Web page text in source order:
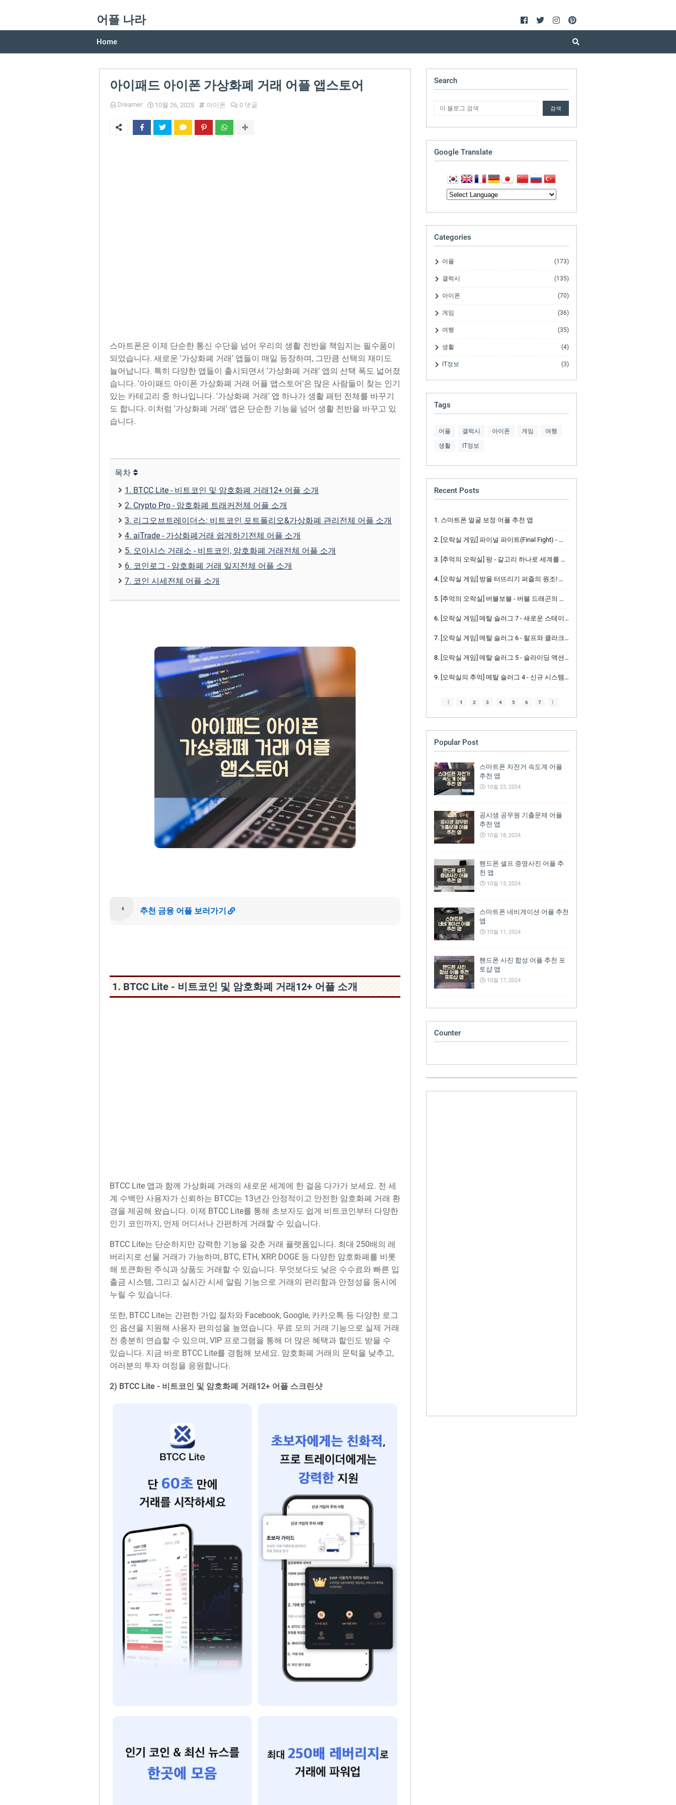
어플 나라
Home
아이패드 아이폰 가상화폐 거래 어플 앱스토어
Dreamer 10월 26, 2025 아이폰 0 댓글
스마트폰은 이제 단순한 통신 수단을 넘어 우리의 생활 전반을 책임지는 필수품이
되었습니다. 새로운 '가상화폐 거래' 앱들이 매일 등장하며, 그만큼 선택의 재미도
늘어납니다. 특히 다양한 앱들이 출시되면서 '가상화폐 거래' 앱의 선택 폭도 넓어졌
습니다. '아이패드 아이폰 가상화폐 거래 어플 앱스토어'은 많은 사람들이 찾는 인기
있는 카테고리 중 하나입니다. '가상화폐 거래' 앱 하나가 생활 패턴 전체를 바꾸기
도 합니다. 이처럼 '가상화폐 거래' 앱은 단순한 기능을 넘어 생활 전반을 바꾸고 있
습니다.
목차
1. BTCC Lite - 비트코인 및 암호화폐 거‪래‬12+ 어플 소개
2. Crypto Pro - 암호화폐 트래‪커‬전체 어플 소개
3. 리그오브트레이더스: 비트코인 포트폴리오&가상화폐 관‪리‬전체 어플 소개
4. aiTrade - 가상화폐거래 쉽게하‪기‬전체 어플 소개
5. 오아시스 거래소 - 비트코인, 암호화폐 거‪래‬전체 어플 소개
6. 코인로그 - 암호화폐 거래 일‪지‬전체 어플 소개
7. 코인 시‪세‬전체 어플 소개
추천 금융 어플 보러가기
1. BTCC Lite - 비트코인 및 암호화폐 거‪래‬12+ 어플 소개
BTCC Lite 앱과 함께 가상화폐 거래의 새로운 세계에 한 걸음 다가가 보세요. 전 세
계 수백만 사용자가 신뢰하는 BTCC는 13년간 안정적이고 안전한 암호화폐 거래 환
경을 제공해 왔습니다. 이제 BTCC Lite를 통해 초보자도 쉽게 비트코인부터 다양한
인기 코인까지, 언제 어디서나 간편하게 거래할 수 있습니다.
BTCC Lite는 단순하지만 강력한 기능을 갖춘 거래 플랫폼입니다. 최대 250배의 레
버리지로 선물 거래가 가능하며, BTC, ETH, XRP, DOGE 등 다양한 암호화폐를 비롯
해 토큰화된 주식과 상품도 거래할 수 있습니다. 무엇보다도 낮은 수수료와 빠른 입
출금 시스템, 그리고 실시간 시세 알림 기능으로 거래의 편리함과 안정성을 동시에
누릴 수 있습니다.
또한, BTCC Lite는 간편한 가입 절차와 Facebook, Google, 카카오톡 등 다양한 로그
인 옵션을 지원해 사용자 편의성을 높였습니다. 무료 모의 거래 기능으로 실제 거래
전 충분히 연습할 수 있으며, VIP 프로그램을 통해 더 많은 혜택과 할인도 받을 수
있습니다. 지금 바로 BTCC Lite를 경험해 보세요. 암호화폐 거래의 문턱을 낮추고,
여러분의 투자 여정을 응원합니다.
2) BTCC Lite - 비트코인 및 암호화폐 거‪래‬12+ 어플 스크린샷
Search
Google Translate
Categories
어플 (173)
갤럭시 (135)
아이폰 (70)
게임 (36)
여행 (35)
생활 (4)
IT정보 (3)
Tags
어플 갤럭시 아이폰 게임 여행
생활 IT정보
Recent Posts
스마트폰 얼굴 보정 어플 추천 앱
[오락실 게임] 파이널 파이트(Final Fight) - 액션 게임 / 조작법
[추억의 오락실] 팡 - 갈고리 하나로 세계를 구하는 긴박한 액션
[오락실 게임] 방울 터뜨리기 퍼즐의 원조! 퍼즐 버블(Puzzle Bobble)
[추억의 오락실] 버블보블 - 버블 드래곤의 귀여운 액션과 퍼즐의 재미
[오락실 게임] 메탈 슬러그 7 - 새로운 스테이지와 슬러그 건너의 귀환
[오락실 게임] 메탈 슬러그 6 - 랄프와 클라크, 무기 소지 시스템의 진화
[오락실 게임] 메탈 슬러그 5 - 슬라이딩 액션과 신규 무기체계
[오락실의 추억] 메탈 슬러그 4 - 신규 시스템과 업그레이드된 무기체계
〈 1 2 3 4 5 6 7 〉
Popular Post
스마트폰 자전거 속도계 어플
추천 앱
10월 23, 2024
공시생 공무원 기출문제 어플
추천 앱
10월 18, 2024
핸드폰 셀프 증명사진 어플 추
천 앱
10월 13, 2024
스마트폰 네비게이션 어플 추천
앱
10월 11, 2024
핸드폰 사진 합성 어플 추천 포
토샵 앱
10월 17, 2024
Counter